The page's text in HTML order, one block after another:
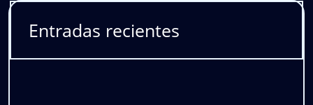
Entradas recientes